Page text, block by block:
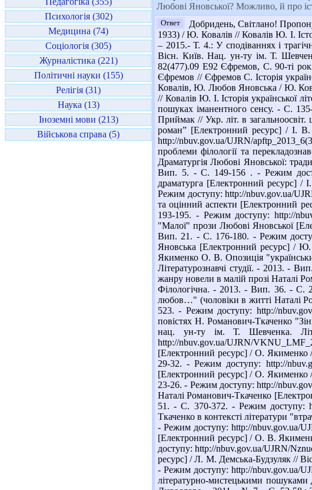
Психологія (302)
Медицина (74)
Соціологія (305)
Журналістика (221)
Політичні науки (155)
Релігія (31)
Наука (13)
Іноземні мови (213)
Військова справа (5)
Любові Яновської? Можливо, й про
Ответ
Добридень, Світлано!
1933) / Ю. Ковалів // Ковалів Ю. І.
– 2015.- Т. 4.: У сподіваннях і
Вісн. Київ. Нац. ун-ту ім. Т.
82(477).09 Е92 Єфремов, С. 90-ті
Єфремов // Єфремов С. Історія
Ковалів, Ю. Любов Яновська / Ю.
// Ковалів Ю. І. Історія української
пошуках іманентного сенсу. - С.
Приймак // Укр. літ. в
роман” [Електронний ресурс] / І.
http://nbuv.gov.ua/UJRN/
проблеми філології та
Драматургія Любові Яновської:
Вип. 5. - С. 149-156 . - Режим
драматурга [Електронний ресурс] /
Режим доступу: http://nbuv.gov.ua/
та оцінний аспекти [Електронний
193-195. - Режим доступу: http://
"Малої" прози Любові Яновської
Вип. 21. - С. 176-180. - Режим
Яновська [Електронний ресурс] /
Якименко О. В. Опозиція
Літературознавчі студії. - 2013. -
жанру новели в малій прозі Наталі
Філологічна. - 2013. - Вип. 36. - С.
любов…" (чоловіки в житті Наталі
523. - Режим доступу: http://
повістях Н. Романович-Ткаченко
нац. ун-ту ім. Т. Шевченка.
http://nbuv.gov.ua/UJRN/
[Електронний ресурс] / О. Якименко
29-32. - Режим доступу: http://
[Електронний ресурс] / О. Якименко
23-26. - Режим доступу: http://
Наталі Романович-Ткаченко
51. - С. 370-372. - Режим доступу:
Ткаченко в контексті літератури
- Режим доступу: http://nbuv.gov.ua/
[Електронний ресурс] / О. В.
доступу: http://nbuv.gov.ua/UJRN/
ресурс] / Л. М. Демська-Будзуляк //
- Режим доступу: http://nbuv.gov.ua/
літературно-мистецькими